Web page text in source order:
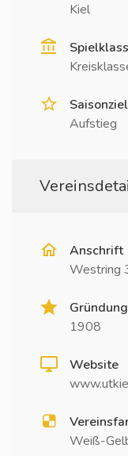
Kiel
Saisonziel
Aufstieg
Anschrift
Westring
1908
Website
Weiß-